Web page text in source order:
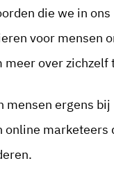
die we in
voor mensen
meer over zichzelf
mensen ergens
online marketeers